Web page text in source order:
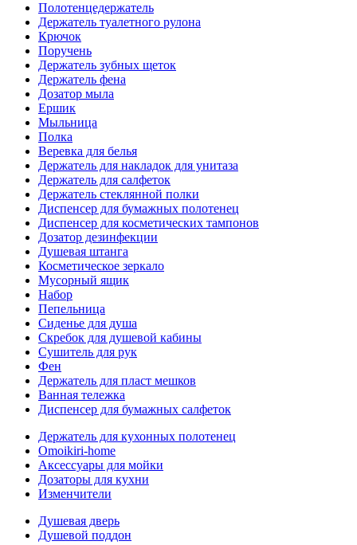
Полотенцедержатель
Держатель туалетного рулона
Крючок
Поручень
Держатель зубных щеток
Держатель фена
Дозатор мыла
Eршик
Мыльница
Полка
Веревка для белья
Держатель для накладок для унитаза
Держатель для салфеток
Держатель стеклянной полки
Диспенсер для бумажных полотенец
Диспенсер для косметических тампонов
Дозатор дезинфекции
Душевая штанга
Косметическое зеркало
Мусорный ящик
Набор
Пепельница
Сиденье для душа
Скребок для душевой кабины
Сушитель для рук
Фен
Держатель для пласт мешков
Ванная тележка
Диспенсер для бумажных салфеток
Держатель для кухонных полотенец
Omoikiri-home
Аксессуары для мойки
Дозаторы для кухни
Изменчители
Душевая дверь
Душевой поддон